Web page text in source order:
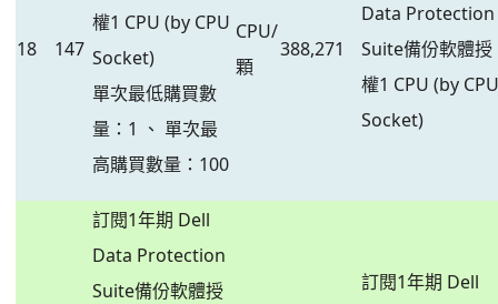
18 147
權1 CPU (by CPU
Socket)
單次最低購買數
量：1 、 單次最
高購買數量：100
CPU/
顆
388,271
Data Protection
Suite備份軟體授
權1 CPU (by CPU
Socket)
訂閱1年期 Dell
Data Protection
Suite備份軟體授
訂閱1年期 Dell